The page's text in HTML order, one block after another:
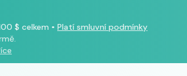
$ celkem • Platí smluvní podmínky